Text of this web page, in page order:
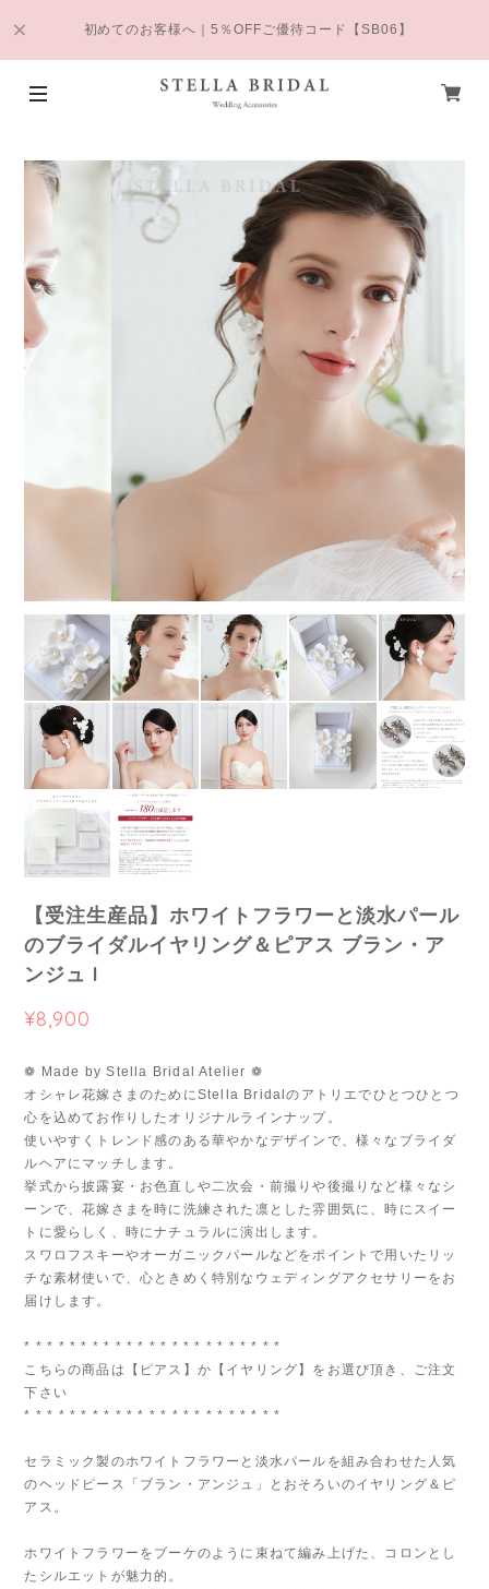
初めてのお客様へ｜5％OFFご優待コード【SB06】
【受注生産品】ホワイトフラワーと淡水パール
のブライダルイヤリング＆ピアス ブラン・ア
ンジュ I
¥8,900
❁ Made by Stella Bridal Atelier ❁
オシャレ花嫁さまのためにStella Bridalのアトリエでひとつひとつ
心を込めてお作りしたオリジナルラインナップ。
使いやすくトレンド感のある華やかなデザインで、様々なブライダ
ルヘアにマッチします。
挙式から披露宴・お色直しや二次会・前撮りや後撮りなど様々なシ
ーンで、花嫁さまを時に洗練された凛とした雰囲気に、時にスイー
トに愛らしく、時にナチュラルに演出します。
スワロフスキーやオーガニックパールなどをポイントで用いたリッ
チな素材使いで、心ときめく特別なウェディングアクセサリーをお
届けします。
* * * * * * * * * * * * * * * * * * * * * * *
こちらの商品は【ピアス】か【イヤリング】をお選び頂き、ご注文
下さい
* * * * * * * * * * * * * * * * * * * * * * *
セラミック製のホワイトフラワーと淡水パールを組み合わせた人気
のヘッドピース「ブラン・アンジュ」とおそろいのイヤリング＆ピ
アス。
ホワイトフラワーをブーケのように束ねて編み上げた、コロンとし
たシルエットが魅力的。